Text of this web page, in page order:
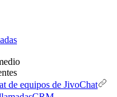
de equipos de JivoChat